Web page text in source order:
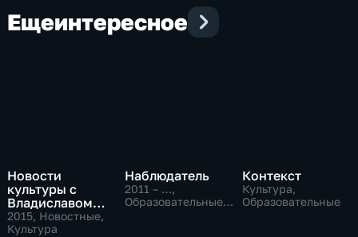
Ещеинтересное
Новости
культуры с
Владиславом
Флярковским
2015, Новостные,
Культура
Наблюдатель
2011 – …,
Образовательные,
Контекст
Культура,
Образовательные